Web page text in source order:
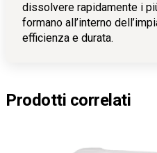
dissolvere rapidamente i
formano all’interno
efficienza e durata.
Prodotti correlati